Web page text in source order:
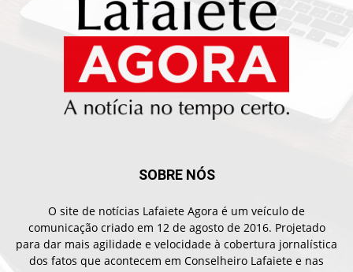
SOBRE NÓS
O site de notícias Lafaiete Agora é um veículo de
comunicação criado em 12 de agosto de 2016. Projetado
para dar mais agilidade e velocidade à cobertura jornalística
dos fatos que acontecem em Conselheiro Lafaiete e nas